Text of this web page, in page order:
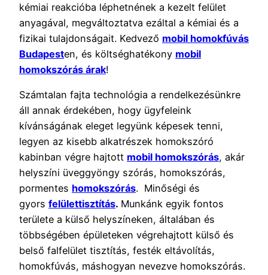
kémiai reakcióba léphetnének a kezelt felület
anyagával, megváltoztatva ezáltal a kémiai és a
fizikai tulajdonságait. Kedvező mobil homokfúvás
Budapesten, és költséghatékony mobil
homokszórás árak!
Számtalan fajta technológia a rendelkezésünkre
áll annak érdekében, hogy ügyfeleink
kívánságának eleget legyünk képesek tenni,
legyen az kisebb alkatrészek homokszóró
kabinban végre hajtott mobil homokszórás, akár
helyszíni üveggyöngy szórás, homokszórás,
pormentes homokszórás. Minőségi és
gyors felülettisztítás. Munkánk egyik fontos
területe a külső helyszíneken, általában és
többségében épületeken végrehajtott külső és
belső falfelület tisztítás, festék eltávolítás,
homokfúvás, máshogyan nevezve homokszórás.